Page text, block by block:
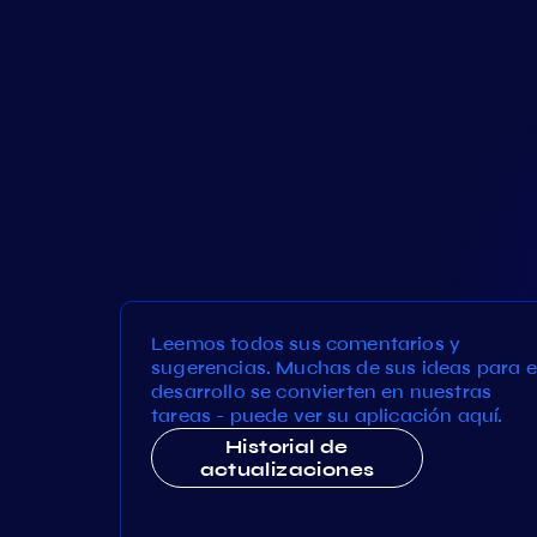
Leemos todos sus comentarios y
sugerencias. Muchas de sus ideas para
desarrollo se convierten en nuestras
tareas - puede ver su aplicación aquí.
Historial de
actualizaciones